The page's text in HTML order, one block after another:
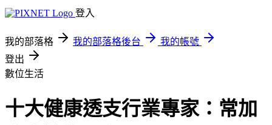
登入
我的部落格 我的部落格後台
我的帳號
登出
數位生活
十大健康透支行業專家：常加